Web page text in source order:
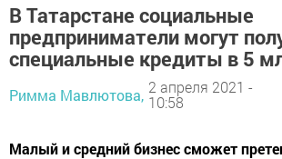
В Татарстане социальные
предприниматели могут
специальные кредиты в 5
Римма Мавлютова, 2 апреля 2021 -
10:58
Малый и средний бизнес сможет